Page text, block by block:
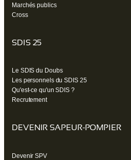
Marchés publics
Cross
SDIS 25
Le SDIS du Doubs
Les personnels du SDIS 25
Qu'est-ce qu'un SDIS ?
Recrutement
DEVENIR SAPEUR-POMPIER
Devenir SPV